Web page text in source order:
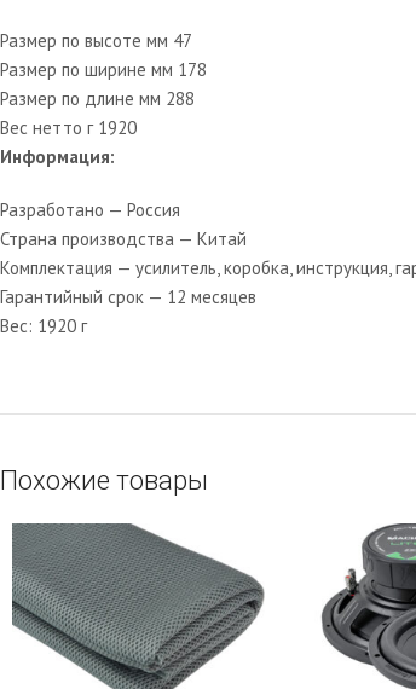
Размер по высоте мм 47
Размер по ширине мм 178
Размер по длине мм 288
Вес нетто г 1920
Информация:
Разработано — Россия
Страна производства — Китай
Комплектация — усилитель, коробка, инструкция,
Гарантийный срок — 12 месяцев
Вес: 1920 г
Похожие товары